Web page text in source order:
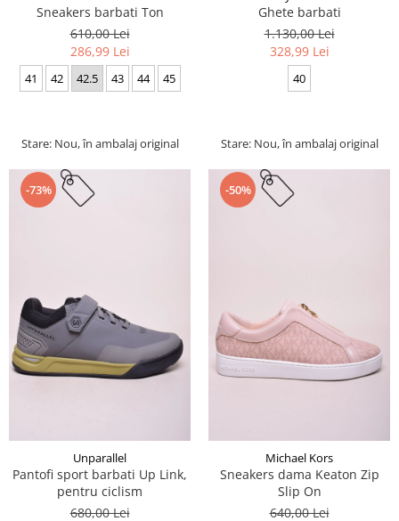
Sneakers barbati Ton
610,00 Lei
286,99 Lei
41 42 42.5 43 44 45
Stare: Nou, în ambalaj original
Ghete barbati
1.130,00 Lei
328,99 Lei
40
Stare: Nou, în ambalaj original
-73%
Unparallel
Pantofi sport barbati Up Link,
pentru ciclism
680,00 Lei
-50%
Michael Kors
Sneakers dama Keaton Zip
Slip On
640,00 Lei